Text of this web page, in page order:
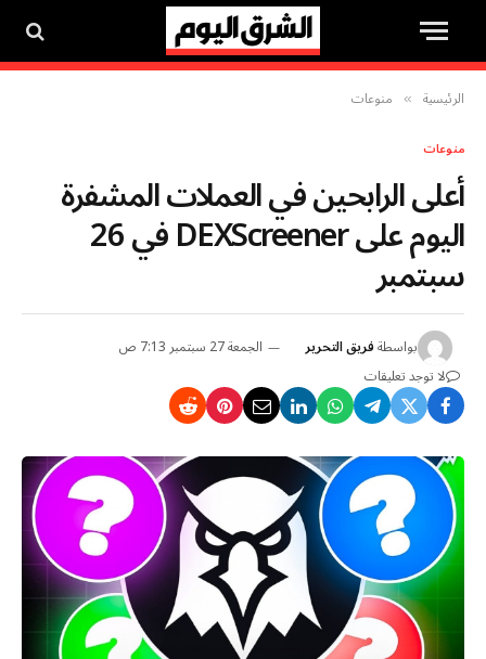
الرئيسية » منوعات
منوعات
أعلى الرابحين في العملات المشفرة
اليوم على DEXScreener في 26
سبتمبر
بواسطةفريق التحرير
الجمعة 27 سبتمبر 7:13 ص
لا توجد تعليقات